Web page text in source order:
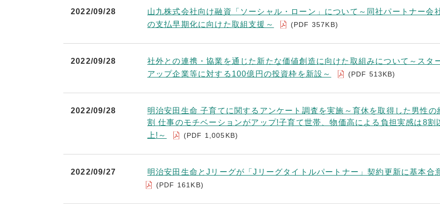
2022/09/28
山九株式会社向け融資「ソーシャル・ローン」について～同社パートナー会
の支払早期化に向けた取組支援～
(PDF 357KB)
2022/09/28
社外との連携・協業を通じた新たな価値創造に向けた取組みについて～スタ
アップ企業等に対する100億円の投資枠を新設～
(PDF 513KB)
2022/09/28
明治安田生命 子育てに関するアンケート調査を実施～育休を取得した男性の
割 仕事のモチベーションがアップ!子育て世帯、物価高による負担実感は8割
上!～
(PDF 1,005KB)
2022/09/27 明治安田生命とJリーグが「Jリーグタイトルパートナー」契約更新に基本合
(PDF 161KB)